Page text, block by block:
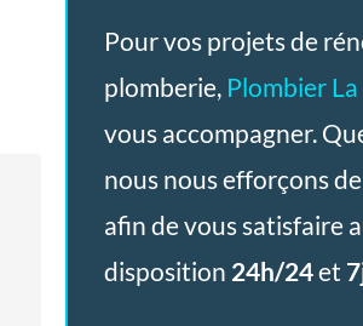
Pour vos projets de
plomberie, Plombier
vous accompagner.
nous nous efforçons
afin de vous satisfaire
disposition 24h/24et